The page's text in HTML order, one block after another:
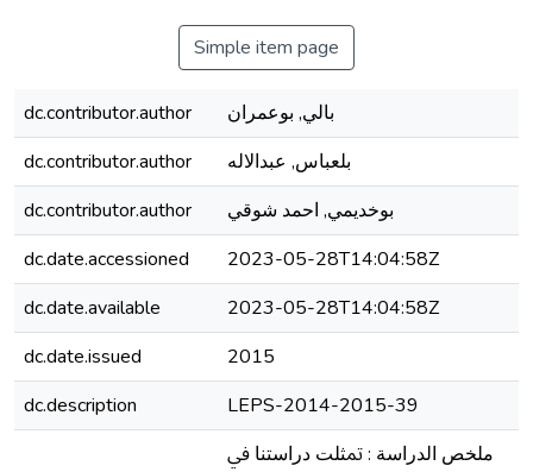
Simple item page
dc.contributor.author
بالي, بوعمران
dc.contributor.author
بلعباس, عبدالاله
dc.contributor.author
بوخديمي, احمد شوقي
dc.date.accessioned
2023-05-28T14:04:58Z
dc.date.available
2023-05-28T14:04:58Z
dc.date.issued
2015
dc.description
LEPS-2014-2015-39
ﻣﻠﺨﺺ اﻟﺪراﺳﺔ : ﲤﺜﻠﺖ دراﺳﺘﻨﺎ ﰲ